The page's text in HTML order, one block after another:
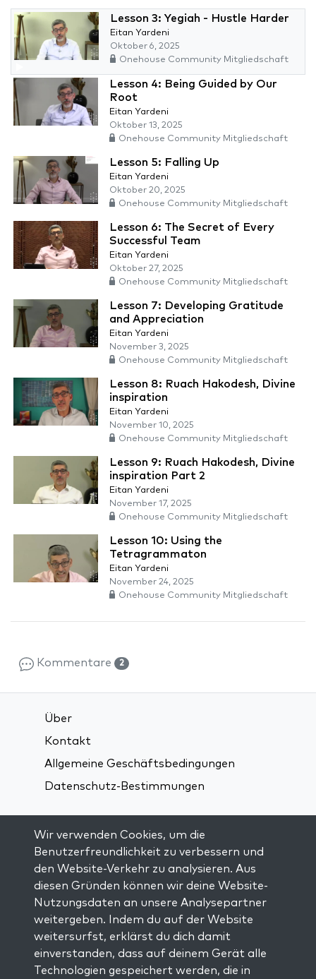
Lesson 3: Yegiah - Hustle Harder
Eitan Yardeni
Oktober 6, 2025
Onehouse Community Mitgliedschaft
Lesson 4: Being Guided by Our
Root
Eitan Yardeni
Oktober 13, 2025
Onehouse Community Mitgliedschaft
Lesson 5: Falling Up
Eitan Yardeni
Oktober 20, 2025
Onehouse Community Mitgliedschaft
Lesson 6: The Secret of Every
Successful Team
Eitan Yardeni
Oktober 27, 2025
Onehouse Community Mitgliedschaft
Lesson 7: Developing Gratitude
and Appreciation
Eitan Yardeni
November 3, 2025
Onehouse Community Mitgliedschaft
Lesson 8: Ruach Hakodesh, Divine
inspiration
Eitan Yardeni
November 10, 2025
Onehouse Community Mitgliedschaft
Lesson 9: Ruach Hakodesh, Divine
inspiration Part 2
Eitan Yardeni
November 17, 2025
Onehouse Community Mitgliedschaft
Lesson 10: Using the
Tetragrammaton
Eitan Yardeni
November 24, 2025
Onehouse Community Mitgliedschaft
Kommentare 2
Über
Kontakt
Allgemeine Geschäftsbedingungen
Datenschutz-Bestimmungen
Verbindung über soziale Medien:
Visit kabbalah master classes
AUF DEM LAUFENDEN BLEIBEN
Trage dich in unsere Mailingliste ein und
erhalte wöchentlich neue Anregungen in
deinem Posteingang.
Wir verwenden Cookies, um die
Benutzerfreundlichkeit zu verbessern und
den Website-Verkehr zu analysieren. Aus
diesen Gründen können wir deine Website-
Nutzungsdaten an unsere Analysepartner
weitergeben. Indem du auf der Website
weitersurfst, erklärst du dich damit
einverstanden, dass auf deinem Gerät alle
Technologien gespeichert werden, die in